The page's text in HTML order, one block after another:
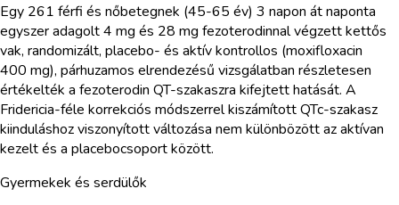
Egy 261 férfi és nőbetegnek (45-65 év) 3 napon át naponta
egyszer adagolt 4 mg és 28 mg fezoterodinnal végzett kettős
vak, randomizált, placebo- és aktív kontrollos (moxifloxacin
400 mg), párhuzamos elrendezésű vizsgálatban részletesen
értékelték a fezoterodin QT-szakaszra kifejtett hatását. A
Fridericia-féle korrekciós módszerrel kiszámított QTc-szakasz
kiinduláshoz viszonyított változása nem különbözött az aktívan
kezelt és a placebocsoport között.
Gyermekek és serdülők